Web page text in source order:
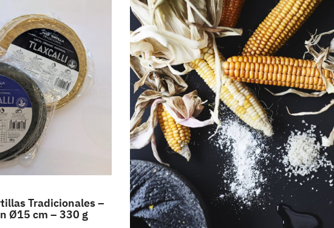
Tradicionales –
Ø15 cm – 330 g